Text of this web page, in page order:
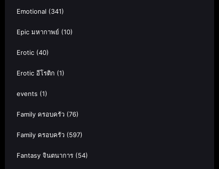
Emotional (341)
Epic มหากาพย์ (10)
Erotic (40)
Erotic อีโรติก (1)
events (1)
Family ครอบครัว (76)
Family ครอบครัว (597)
Fantasy จินตนาการ (54)